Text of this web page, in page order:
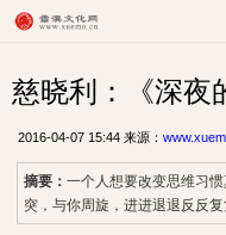
慈晓利：《深夜
2016-04-07 15:44 来源：
摘要： 一个人想要改变思维习
突，与你周旋，进进退退反反复